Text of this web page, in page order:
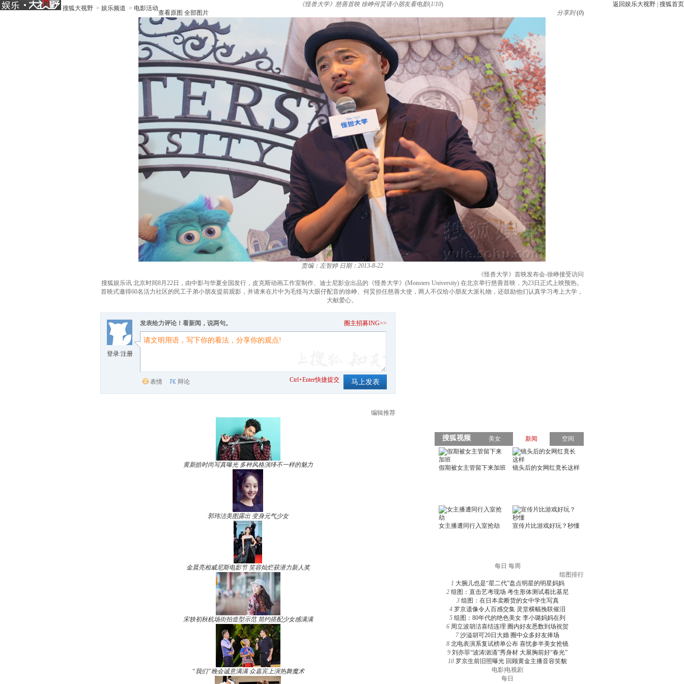
搜狐大视野 > 娱乐频道 > 电影活动
返回娱乐大视野 搜狐首页
《怪兽大学》慈善首映 徐峥何炅请小朋友看电影(1/10)
查看原图 全部图片 分享到 (0)
责编：左智婷 日期：2013-8-22
《怪兽大学》首映发布会-徐峥接受访问
搜狐娱乐讯 北京时间8月22日，由中影与华夏全国发行，皮克斯动画工作室制作、迪士尼影业出品的《怪兽大学》(Monsters University) 在北京举行慈善首映，为23日正式上映预热。
首映式邀得60名活力社区的民工子弟小朋友提前观影，并请来在片中为毛怪与大眼仔配音的徐峥、何炅担任慈善大使，两人不仅给小朋友大派礼物，还鼓励他们认真学习考上大学，
大献爱心。
登录/注册
发表给力评论！看新闻，说两句。 圈主招募ING>>
表情 辩论 Ctrl+Enter快捷提交
编辑推荐
黄新皓时尚写真曝光 多种风格演绎不一样的魅力
郭玮洁美图露出 变身元气少女
金晨亮相威尼斯电影节 笑容灿烂获潜力新人奖
宋轶初秋机场街拍造型示范 简约搭配少女感满满
“我们”晚会诚意满满 众嘉宾上演热舞魔术
每日 每周
组图排行
1 大腕儿也是“星二代”盘点明星的明星妈妈
2 组图：直击艺考现场 考生形体测试着比基尼
3 组图：在日本卖断货的女中学生写真
4 罗京遗像令人百感交集 灵堂横幅挽联催泪
5 组图：80年代的绝色美女 李小璐妈妈在列
6 周立波胡洁喜结连理 圈内好友悉数到场祝贺
7 沙溢胡可20日大婚 圈中众多好友捧场
8 北电表演系复试榜单公布 喜忧参半美女抢镜
9 刘亦菲“波涛汹涌”秀身材 大展胸前好“春光”
10 罗京生前旧照曝光 回顾黄金主播音容笑貌
电影 电视剧
每日